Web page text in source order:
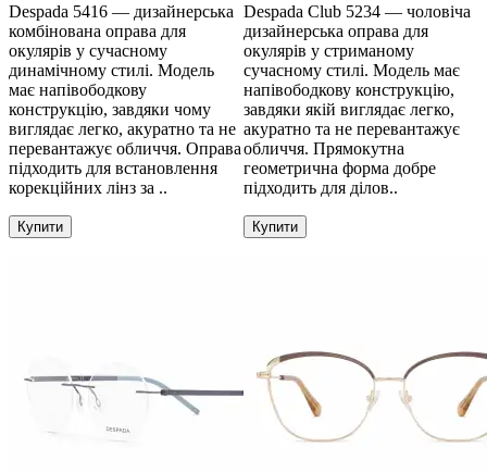
Despada 5416 — дизайнерська
комбінована оправа для
окулярів у сучасному
динамічному стилі. Модель
має напівободкову
конструкцію, завдяки чому
виглядає легко, акуратно та не
перевантажує обличчя. Оправа
підходить для встановлення
корекційних лінз за ..
Купити
Despada Club 5234 — чоловіча
дизайнерська оправа для
окулярів у стриманому
сучасному стилі. Модель має
напівободкову конструкцію,
завдяки якій виглядає легко,
акуратно та не перевантажує
обличчя. Прямокутна
геометрична форма добре
підходить для ділов..
Купити